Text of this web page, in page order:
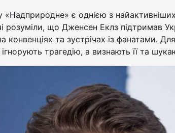
«Надприродне» є однією з
розуміли, що Дженсен Еклз підтримав
та зустрічах із фанатами.
ігнорують трагедію, а визнають її та